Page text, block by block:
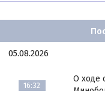
05.08.2026
16:32
О ходе